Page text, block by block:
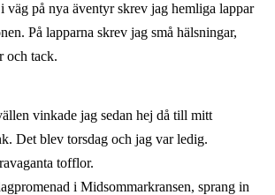
väg på nya äventyr skrev jag hemliga lappar
På lapparna skrev jag små hälsningar,
och tack.
vinkade jag sedan hej då till mitt
Det blev torsdag och jag var ledig.
tofflor.
i Midsommarkransen, sprang in